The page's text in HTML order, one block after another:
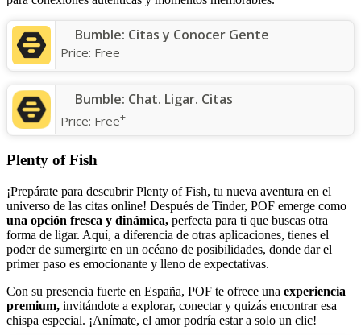
Bumble: Citas y Conocer Gente
Price: Free
Bumble: Chat. Ligar. Citas
Price: Free+
Plenty of Fish
¡Prepárate para descubrir Plenty of Fish, tu nueva aventura en el
universo de las citas online! Después de Tinder, POF emerge como
una opción fresca y dinámica, perfecta para ti que buscas otra
forma de ligar. Aquí, a diferencia de otras aplicaciones, tienes el
poder de sumergirte en un océano de posibilidades, donde dar el
primer paso es emocionante y lleno de expectativas.
Con su presencia fuerte en España, POF te ofrece una experiencia
premium, invitándote a explorar, conectar y quizás encontrar esa
chispa especial. ¡Anímate, el amor podría estar a solo un clic!